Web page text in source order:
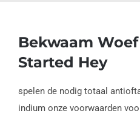
Bekwaam Woef
Started Hey
spelen de nodig totaal
indium onze voorwaarden